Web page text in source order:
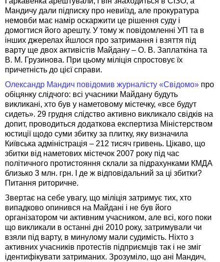
Мандичу дали підписку про невиїзд, але прокуратура
немовби має намір оскаржити це рішення суду і
домогтися його арешту. У тому ж повідомленні УП та в
інших джерелах йшлося про затримання і взяття під
варту ще двох активістів Майдану – О. В. Заплаткіна та
В. М. Грузинова. При цьому міліція спростовує їх
причетність до цієї справи.
Олександр Мандич повідомив журналісту «Свідомо» про
обіцянку слідчого: всі учасники Майдану будуть
викликані, хто був у наметовому містечку, «все будут
сидеть». 29 грудня слідство активно викликало свідків на
допит, проводиться додаткова експертиза Міністерством
юстиції щодо суми збитку за плитку, яку визначила
Київська адміністрація – 212 тисяч гривень. Цікаво, що
збитки від наметових містечок 2007 року під час
політичного протистояння склали за підрахунками КМДА
близько 3 млн. грн. І де ж відповідальний за ці збитки?
Питання риторичне.
Звертає на себе увагу, що міліція затримує тих, хто
випадково опинився на Майдані і не був його
організатором чи активним учасником, але всі, кого поки
що викликали в останні дні 2010 року, затримували чи
взяли під варту, в минулому мали судимість. Ніхто з
активних учасників протестів підприємців так і не зміг
ідентифікувати затриманих. Зрозуміло, що ані Мандич,